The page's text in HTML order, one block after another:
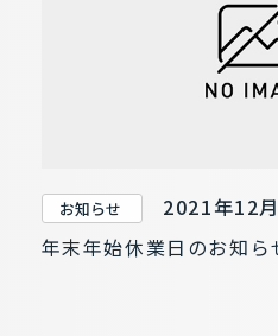
お知らせ
2021年12
年末年始休業日のお知ら